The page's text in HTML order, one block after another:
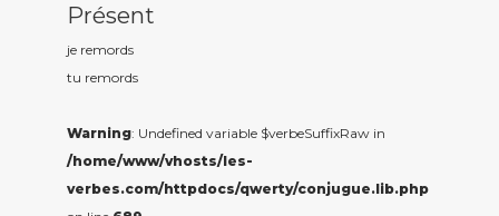
Présent
je remords
tu remords
Warning: Undefined variable $verbeSuffixRaw in
/home/www/vhosts/les-
verbes.com/httpdocs/qwerty/conjugue.lib.php